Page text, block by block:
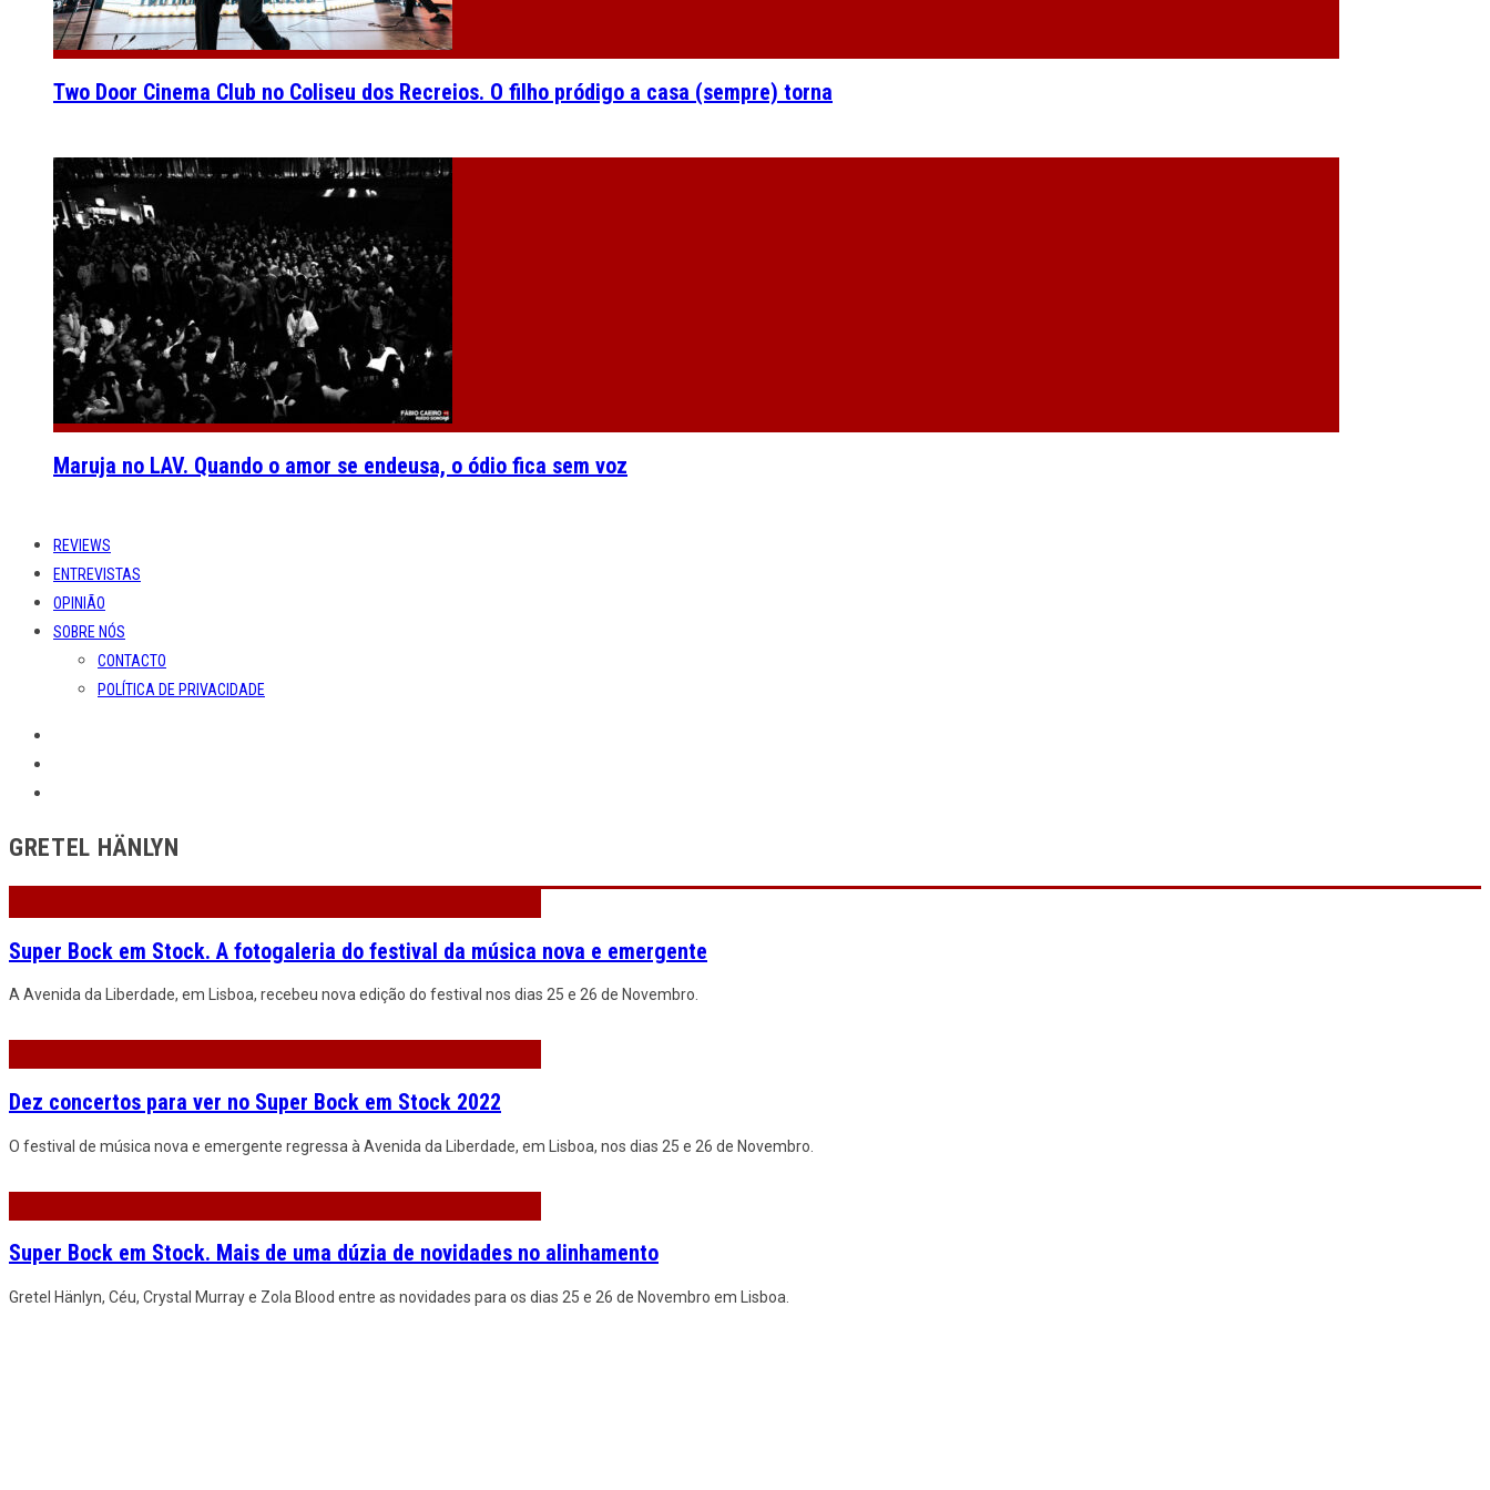
Two Door Cinema Club no Coliseu dos Recreios. O filho pródigo a casa (sempre) torna
Maruja no LAV. Quando o amor se endeusa, o ódio fica sem voz
REVIEWS
ENTREVISTAS
OPINIÃO
SOBRE NÓS
CONTACTO
POLÍTICA DE PRIVACIDADE
GRETEL HÄNLYN
Super Bock em Stock. A fotogaleria do festival da música nova e emergente
A Avenida da Liberdade, em Lisboa, recebeu nova edição do festival nos dias 25 e 26 de Novembro.
Dez concertos para ver no Super Bock em Stock 2022
O festival de música nova e emergente regressa à Avenida da Liberdade, em Lisboa, nos dias 25 e 26 de Novembro.
Super Bock em Stock. Mais de uma dúzia de novidades no alinhamento
Gretel Hänlyn, Céu, Crystal Murray e Zola Blood entre as novidades para os dias 25 e 26 de Novembro em Lisboa.